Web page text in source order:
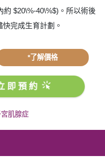
約 $20\%-40\%$)。所以術後
完成生育計劃。
*了解價格
即預約
肌腺症